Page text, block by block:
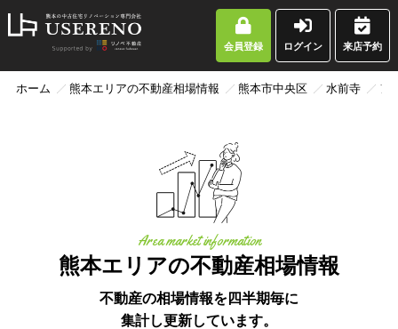
会員登録 ログイン 来店予約
ホーム 熊本エリアの不動産相場情報 熊本市中央区 水前寺 ア
熊本エリアの不動産相場情報
Area market information
不動産の相場情報を四半期毎に
集計し更新しています。